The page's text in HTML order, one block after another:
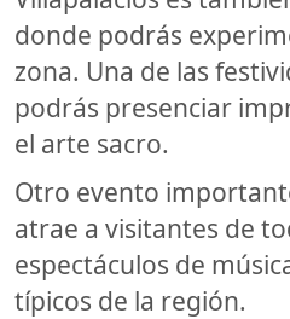
donde podrás
zona. Una de las
podrás presenciar
el arte sacro.
Otro evento
atrae a visitantes de
espectáculos de
típicos de la región.